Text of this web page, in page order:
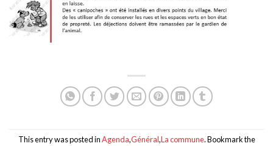
This entry was posted inAgenda,Général,La commune. Bookmark the